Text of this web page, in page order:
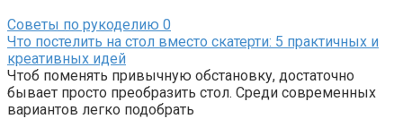
Советы по рукоделию 0
Что постелить на стол вместо скатерти: 5 практичных и
креативных идей
Чтоб поменять привычную обстановку, достаточно
бывает просто преобразить стол. Среди современных
вариантов легко подобрать